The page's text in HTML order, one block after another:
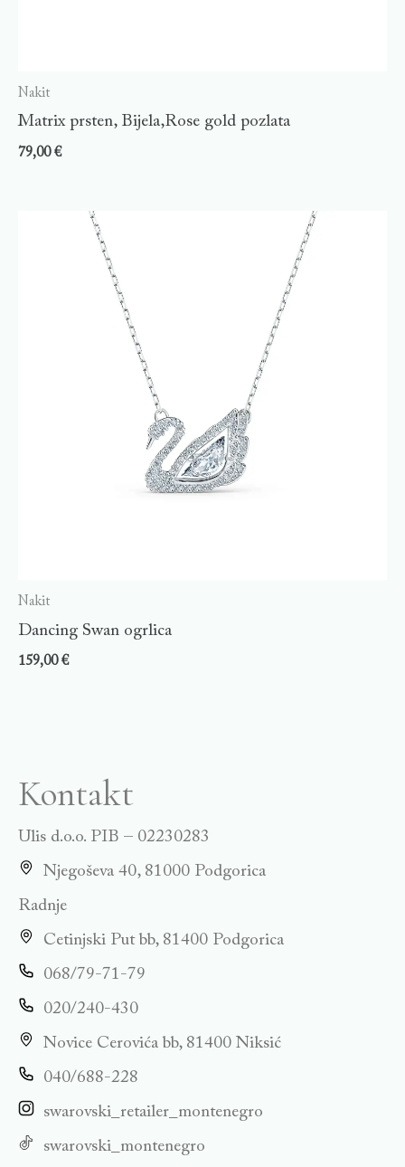
Nakit
Matrix prsten, Bijela,Rose gold pozlata
79,00€
Nakit
Dancing Swan ogrlica
159,00€
Kontakt
Ulis d.o.o. PIB – 02230283
Njegoševa 40, 81000 Podgorica
Radnje
Cetinjski Put bb, 81400 Podgorica
068/79-71-79
020/240-430
Novice Cerovića bb, 81400 Niksić
040/688-228
swarovski_retailer_montenegro
swarovski_montenegro